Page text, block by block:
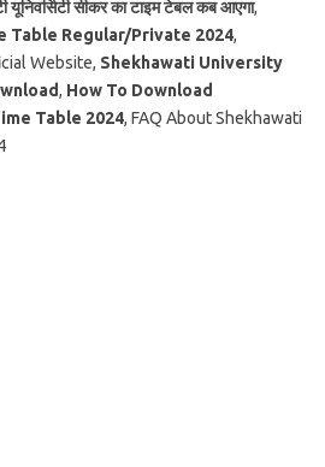
यूनिवर्सिटी सीकर का टाइम टेबल कब आएगा,
Table Regular/Private 2024,
Website, Shekhawati University
, How To Download
Table 2024, FAQ About Shekhawati